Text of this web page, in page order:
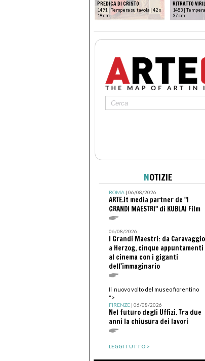
PREDICA DI CRISTO
1491 | Tempera su tavola | 42 x
18 cm.
RITRATTO
1483 |
37 cm.
NOTIZIE
ROMA| 06/08/2026
ARTE.it media partner de "I
GRANDI MAESTRI" di KUBLAI Film
06/08/2026
I Grandi Maestri: da Caravaggio
a Herzog, cinque appuntamenti
al cinema con i giganti
dell'immaginario
Il nuovo volto del museo fiorentino
">
FIRENZE| 06/08/2026
Nel futuro degli Uffizi. Tra due
anni la chiusura dei lavori
LEGGI TUTTO >